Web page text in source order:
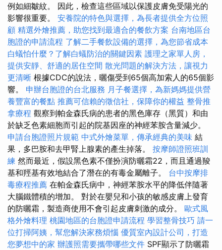
例如細皺紋。 因此，檢查這些區域以保護皮膚免受陽光的
影響很重要。 安養院的特色與選擇，為長者提供全方位照
顧 精選外燴推薦，助您找到最適合的餐飲方案 台南地區台
胞證的申請流程 了解二手餐飲設備的選擇，為您節省成本
白蟻怕什麼？了解白蟻防治的關鍵因素 護理之家單人房，
提供安靜、舒適的居住空間 散光問題的解決方法，讓視力
更清晰 根據CDC的說法，曬傷受到65個高加索人的65個影
響。 申辦台胞證的台北服務 月子餐選擇，為新媽媽提供營
養豐富的餐點 推薦可信賴的徵信社，保障你的權益 整骨推
拿療程 觀察到帕金森氏病的患者的黑色庫存（黑質）和由
於缺乏色素細胞而引起的院基因座的神經苯胺含量減少。
申請台胞證照片規範 中式外燴菜單，傳承經典的美味 結
果，多巴胺和去甲腎上腺素的產生掉落。 按摩師證照班訓
練 然而最近，假設黑色素不僅扮演防曬霜22，而且通過羧
基和羥基有效地結合了潛在的有毒金屬離子。 台中按摩排
毒療程推薦 在帕金森氏病中，神經苯胺水平的降低伴隨著
大腦鐵體積的增加。 對於在嬰兒和小孩的敏感皮膚上發育
的防曬霜，製造商使用不會引起皮膚刺激的成分。 歐式風
格外燴料理 桃園地區的台胞證申請流程 學習整骨技巧 請一
位打掃阿姨，幫您解決家務煩惱 優質室內設計公司，打造
您夢想中的家 辦護照需要攜帶哪些文件 SPF顯示了防曬霜